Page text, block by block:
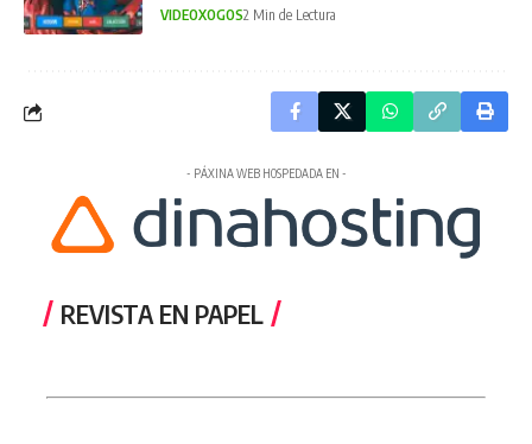
VIDEOXOGOS2 Min de Lectura
- PÁXINA WEB HOSPEDADA EN -
REVISTA EN PAPEL